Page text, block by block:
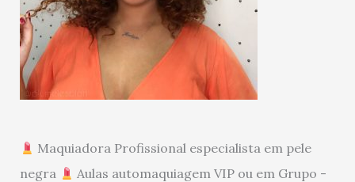
Maquiadora Profissional especialista em pele
negra
Aulas automaquiagem VIP ou em Grupo -